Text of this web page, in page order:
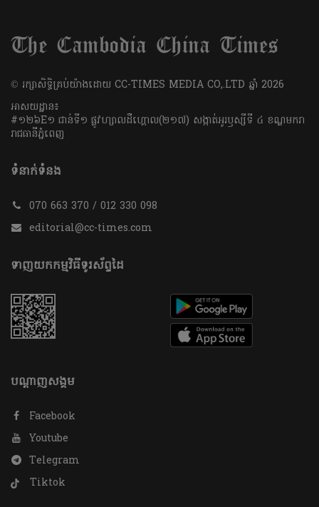
​© រក្សា​សិទ្ធិ​គ្រប់​យ៉ាង​ដោយ​ CC-TIMES MEDIA CO,.LTD ឆ្នាំ​ 2026
អាសយដ្ឋាន៖
#១២៦E១ ជាន់ទី១ ផ្លូវហ្សាលដឺហ្គោល(២១៧) សង្កាត់អូរឫស្សីទី ៤ ខណ្ឌមករា
រាជធានីភ្នំពេញ
ទំនាក់ទំនង
070 663 370 / 012 330 098
editorial@cc-times.com
ទាញយកកម្មវិធីទូរស័ព្ទដៃ
បណ្តាញសង្គម
Facebook
Youtube
Telegram
Tiktok